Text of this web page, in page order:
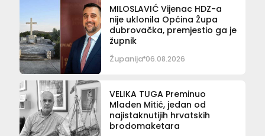
MILOSLAVIĆ Vijenac HDZ-a
nije uklonila Općina Župa
dubrovačka, premjestio ga je
župnik
Županija 06.08.2026
VELIKA TUGA Preminuo
Mladen Mitić, jedan od
najistaknutijih hrvatskih
brodomaketara